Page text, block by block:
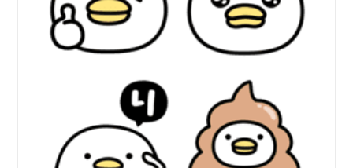
CHARACTERS
CONTACT